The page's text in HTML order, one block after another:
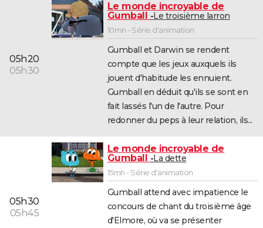
05h20
05h30
Le monde incroyable de
Gumball
Le troisième larron
10mn - Série d'animation
Gumball et Darwin se rendent
compte que les jeux auxquels ils
jouent d'habitude les ennuient.
Gumball en déduit qu'ils se sont en
fait lassés l'un de l'autre. Pour
redonner du peps à leur relation, ils...
05h30
05h45
Le monde incroyable de
Gumball
La dette
15mn - Série d'animation
Gumball attend avec impatience le
concours de chant du troisième âge
d'Elmore, où va se présenter